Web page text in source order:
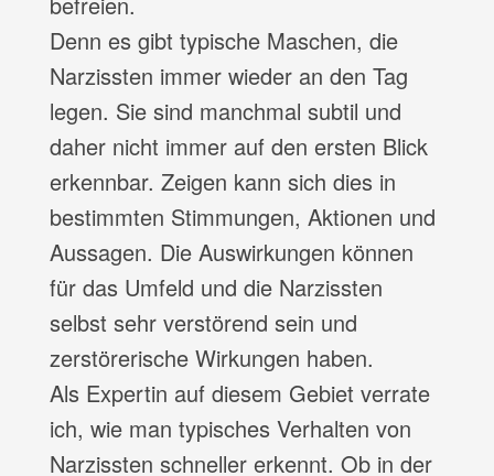
Denn es gibt typische Maschen, die
Narzissten immer wieder an den Tag
legen. Sie sind manchmal subtil und
daher nicht immer auf den ersten Blick
erkennbar. Zeigen kann sich dies in
bestimmten Stimmungen, Aktionen und
Aussagen. Die Auswirkungen können
für das Umfeld und die Narzissten
selbst sehr verstörend sein und
zerstörerische Wirkungen haben.
Als Expertin auf diesem Gebiet verrate
ich, wie man typisches Verhalten von
Narzissten schneller erkennt. Ob in der